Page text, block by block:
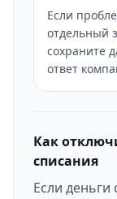
Если
отдельный
сохраните
ответ
Как
списания
Если